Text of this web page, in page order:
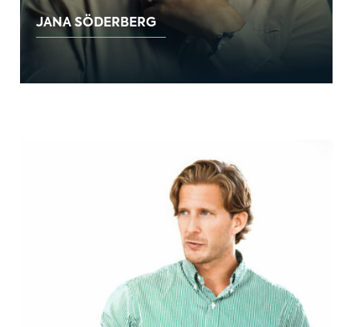
JANA SÖDERBERG